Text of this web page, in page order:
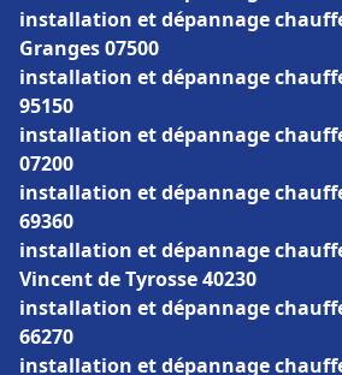
installation et dépannage
Granges 07500
installation et dépannage
95150
installation et dépannage
07200
installation et dépannage
69360
installation et dépannage
Vincent de Tyrosse 40230
installation et dépannage
66270
installation et dépannage